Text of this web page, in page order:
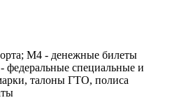
М4 - денежные билеты
специальные и
талоны ГТО, полиса